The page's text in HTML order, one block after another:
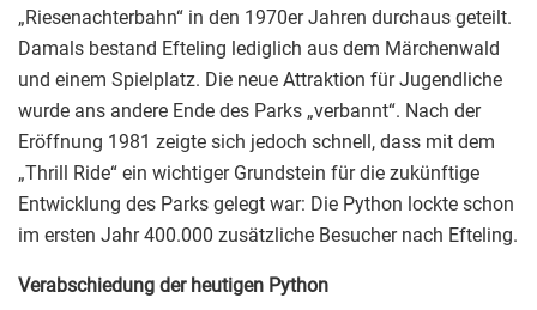
„Riesenachterbahn“ in den 1970er Jahren durchaus geteilt.
Damals bestand Efteling lediglich aus dem Märchenwald
und einem Spielplatz. Die neue Attraktion für Jugendliche
wurde ans andere Ende des Parks „verbannt“. Nach der
Eröffnung 1981 zeigte sich jedoch schnell, dass mit dem
„Thrill Ride“ ein wichtiger Grundstein für die zukünftige
Entwicklung des Parks gelegt war: Die Python lockte schon
im ersten Jahr 400.000 zusätzliche Besucher nach Efteling.
Verabschiedung der heutigen Python